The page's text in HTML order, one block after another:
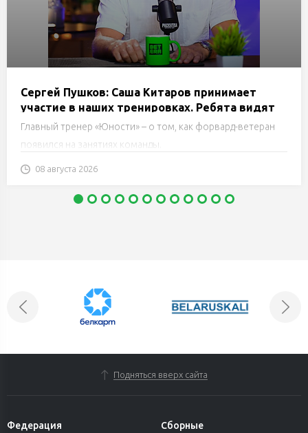
Сергей Пушков: Саша Китаров принимает
участие в наших тренировках. Ребята видят
это и понимают, как нужно трудиться
Главный тренер «Юности» – о том, как форвард-ветеран
появился на занятиях команды.
08 августа 2026
Подняться вверх сайта
Федерация Сборные